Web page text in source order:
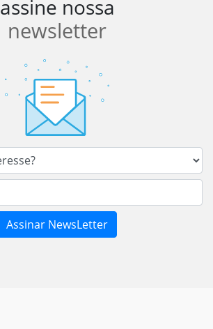
assine nossa
newsletter